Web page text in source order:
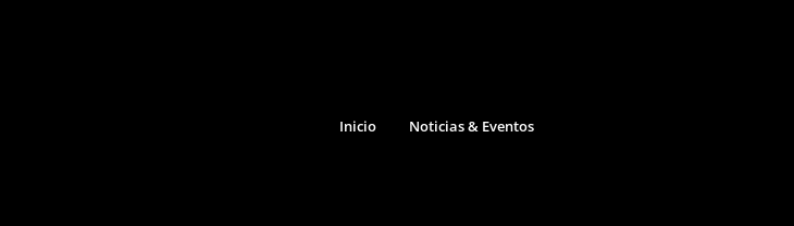
Inicio Noticias & Eventos